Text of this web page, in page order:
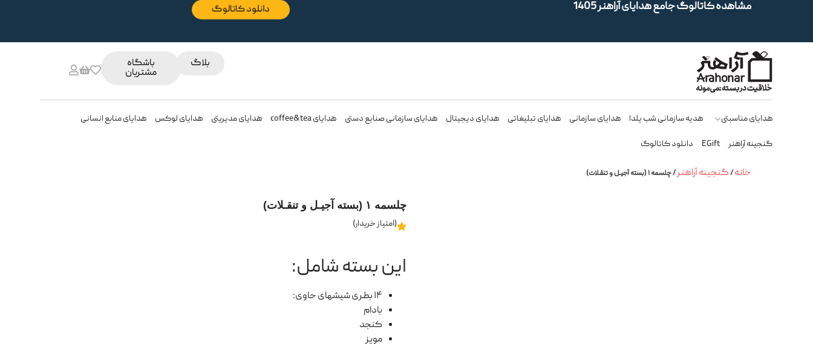
مشاهده کاتالوگ جامع هدایای آراهنر 1405 دانلود کاتالوگ
بلاگ باشگاه
مشتریان
هدایای مناسبتی هدیه سازمانی شب یلدا هدایای سازمانی هدایای تبلیغاتی هدایای دیجیتال هدایای سازمانی صنایع دستی هدایای coffee&tea هدایای مدیریتی هدایای لوکس هدایای منابع انسانی
گنجینه آراهنر EGift دانلود کاتالوگ
خانه/گنجینه آراهنر/ چلسمه ۱ (بسته آجیـل و تنقـلات)
چلسمه ۱ (بسته آجیـل و تنقـلات)
(امتیاز خریدار)
این بسته شامل:
۱۴ بطری شیشهای حاوی:
بادام
کنجد
مویز